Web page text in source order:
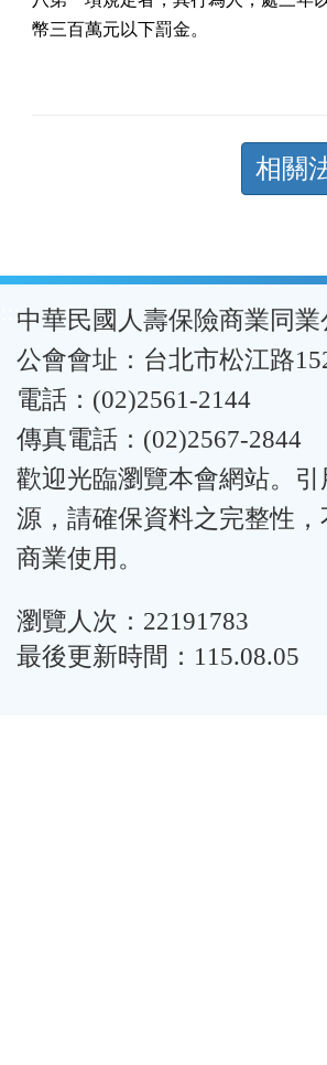
幣三百萬元以下罰金。
相關
:::中華民國人壽保險商業同業
公會會址：台北市松江路
電話：(02)2561-2144
傳真電話：(02)2567-2844
歡迎光臨瀏覽本會網站。
源，請確保資料之完整性
商業使用。
瀏覽人次：22191783
最後更新時間：115.08.05